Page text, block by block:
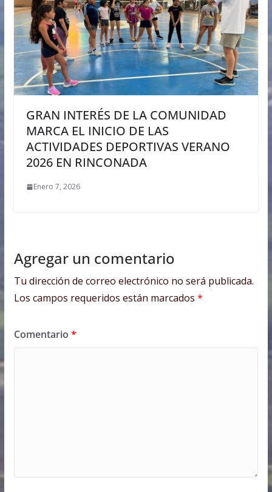
GRAN INTERÉS DE LA COMUNIDAD
MARCA EL INICIO DE LAS
ACTIVIDADES DEPORTIVAS VERANO
2026 EN RINCONADA
Enero 7, 2026
Agregar un comentario
Tu dirección de correo electrónico no será publicada.
Los campos requeridos están marcados *
Comentario *